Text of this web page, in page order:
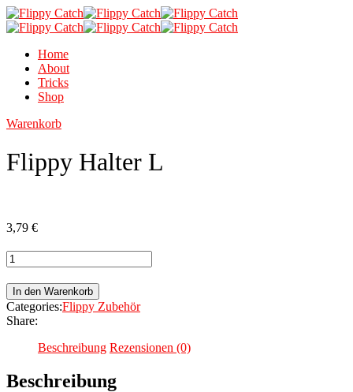
Home
About
Tricks
Shop
Warenkorb
Flippy Halter L
3,79 €
Flippy
Halter
L
Menge
In den Warenkorb
Categories:Flippy Zubehör
Share:
Beschreibung Rezensionen (0)
Beschreibung